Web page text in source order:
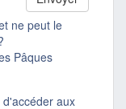
ne peut le
Pâques
aux